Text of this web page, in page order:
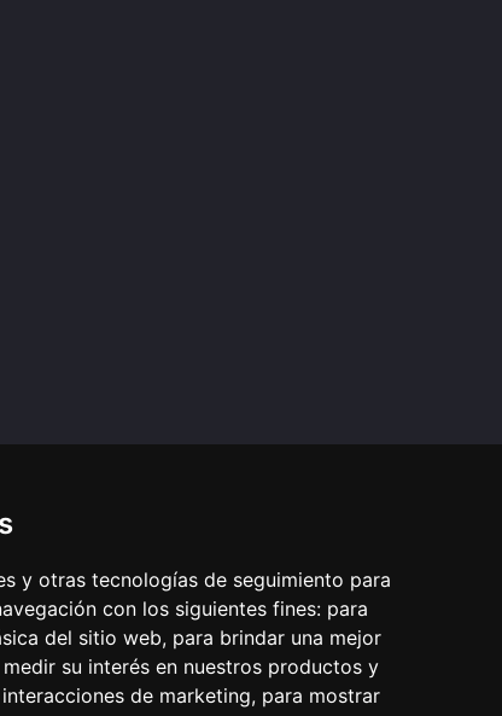
y otras tecnologías de seguimiento para
con los siguientes fines: para
del sitio web, para brindar una mejor
medir su interés en nuestros productos y
de marketing, para mostrar
Pray as you go (inglés)
Passo a rezar (portugués)
Prie en Chemin (francés)
Bidden Onderweg (neerlandés)
Fi tariqi osally (árabe)